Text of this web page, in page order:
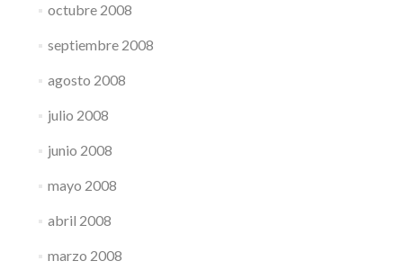
octubre 2008
septiembre 2008
agosto 2008
julio 2008
junio 2008
mayo 2008
abril 2008
marzo 2008